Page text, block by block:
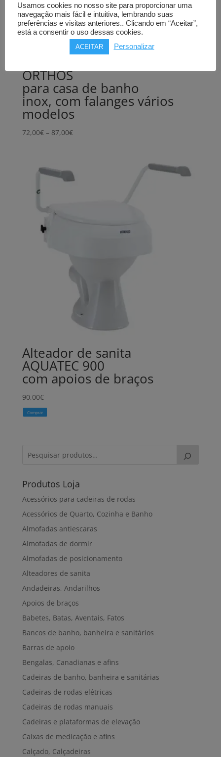
ORTHOS
para casa de banho
inox, com falanges vários
modelos
72,00€ – 87,00€Price
87,00€
Alteador de sanita
AQUATEC 900
com apoios de braços
90,00€
Comprar
Produtos Loja
Acessórios para cadeiras de rodas
Acessórios de Quarto, Cozinha e Banho
Almofadas antiescaras
Almofadas de dormir
Almofadas de posicionamento
Alteadores de sanita
Andadeiras, Andarilhos
Apoios de braços
Babetes, Batas, Aventais, Fatos
Bancos de banho, banheira e sanitários
Barras de apoio
Bengalas, Canadianas e afins
Cadeiras de banho, banheira e sanitárias
Cadeiras de rodas elétricas
Cadeiras de rodas manuais
Cadeiras e plataformas de elevação
Caixas de medicação e afins
Calçado, Calçadeiras
Usamos cookies no nosso site para proporcionar uma
navegação mais fácil e intuitiva, lembrando suas
preferências e visitas anteriores.. Clicando em “Aceitar”,
está a consentir o uso dessas cookies.
ACEITAR Personalizar